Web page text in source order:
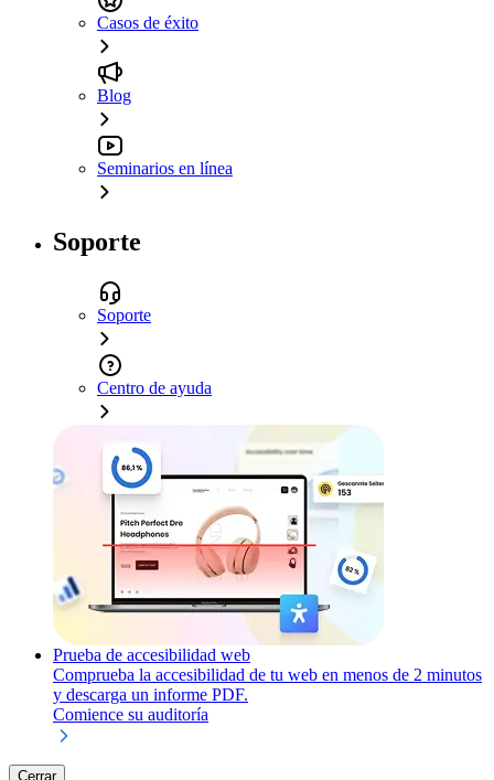
Casos de éxito
Blog
Seminarios en línea
Soporte
Soporte
Centro de ayuda
Prueba de accesibilidad web
Comprueba la accesibilidad de tu web en menos de 2 minutos
y descarga un informe PDF.
Comience su auditoría
Cerrar